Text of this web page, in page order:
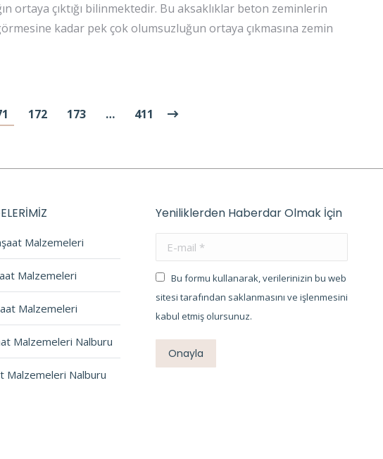
ortaya çıktığı bilinmektedir. Bu aksaklıklar beton zeminlerin
kadar pek çok olumsuzluğun ortaya çıkmasına zemin
172 173 … 411
Malzemeleri
Malzemeleri
Malzemeleri
Malzemeleri Nalburu
Malzemeleri Nalburu
Yeniliklerden Haberdar Olmak İçin
E-mail *
Bu formu kullanarak, verilerinizin bu web
sitesi tarafından saklanmasını ve işlenmesini
kabul etmiş olursunuz.
Onayla